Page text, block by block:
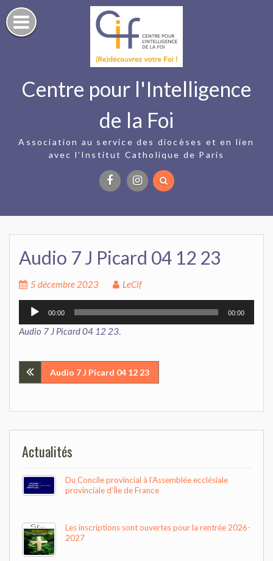
Skip
to
content
Centre pour l'Intelligence
de la Foi
Association au service des diocèses et en lien
avec l’Institut Catholique de Paris
Audio 7 J Picard 04 12 23
5 décembre 2023
LeCif
Lecteur
audio
00:00 00:00
Audio 7 J Picard 04 12 23.
Navigation
l’article
Audio 7 J Picard 04 12 23
Actualités
Du Concile provincial à l’Assemblée ecclésiale
provinciale d’Île de France
Les inscriptions sont ouvertes pour la rentrée 2026-
2027